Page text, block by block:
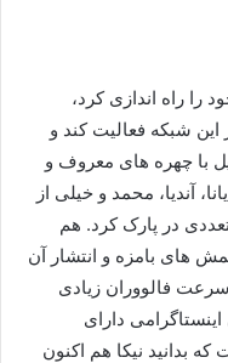
را راه اندازی کرد،
شبکه فعالیت کند و
با چهره‌ های معروف و
آندیا، محمد و خیلی از
در پارک کرد. هم
های بامزه و انتشار آن
فالووران زیادی
دارای
بدانید نیکا هم اکنون